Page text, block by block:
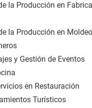
la Producción en
la Producción en
y Gestión de Eventos
en Restauración
Turísticos